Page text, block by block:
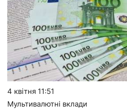
4 квітня 11:51
Мультивалютні вклади